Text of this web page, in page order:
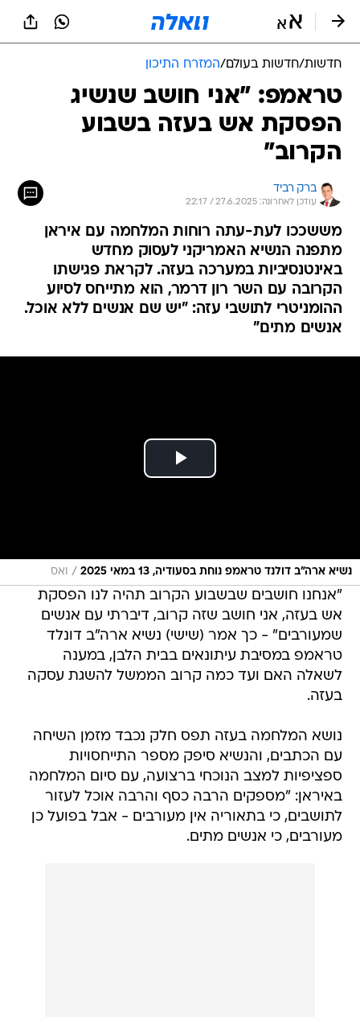
חדשות/חדשות בעולם/המזרח התיכון
טראמפ: "אני חושב שנשיג
הפסקת אש בעזה בשבוע
הקרוב"
ברק רביד
עודכן לאחרונה: 27.6.2025 / 22:17
מששככו לעת-עתה רוחות המלחמה עם איראן
מתפנה הנשיא האמריקני לעסוק מחדש
באינטנסיביות במערכה בעזה. לקראת פגישתו
הקרובה עם השר רון דרמר, הוא מתייחס לסיוע
ההומניטרי לתושבי עזה: "יש שם אנשים ללא אוכל.
אנשים מתים"
נשיא ארה"ב דולנד טראמפ נוחת בסעודיה, 13 במאי 2025 / ואס
"אנחנו חושבים שבשבוע הקרוב תהיה לנו הפסקת
אש בעזה, אני חושב שזה קרוב, דיברתי עם אנשים
שמעורבים" - כך אמר (שישי) נשיא ארה"ב דונלד
טראמפ במסיבת עיתונאים בבית הלבן, במענה
לשאלה האם ועד כמה קרוב הממשל להשגת עסקה
בעזה.
נושא המלחמה בעזה תפס חלק נכבד מזמן השיחה
עם הכתבים, והנשיא סיפק מספר התייחסויות
ספציפיות למצב הנוכחי ברצועה, עם סיום המלחמה
באיראן: "מספקים הרבה כסף והרבה אוכל לעזור
לתושבים, כי בתאוריה אין מעורבים - אבל בפועל כן
מעורבים, כי אנשים מתים.